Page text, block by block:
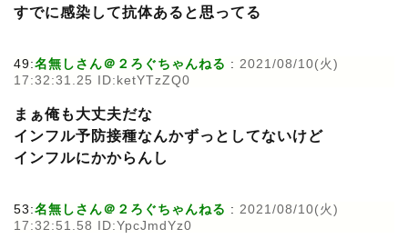
すでに感染して抗体あると思ってる
49:名無しさん＠２ろぐちゃんねる : 2021/08/10(火)
17:32:31.25 ID:ketYTzZQ0
まぁ俺も大丈夫だな
インフル予防接種なんかずっとしてないけど
インフルにかからんし
53:名無しさん＠２ろぐちゃんねる : 2021/08/10(火)
17:32:51.58 ID:YpcJmdYz0